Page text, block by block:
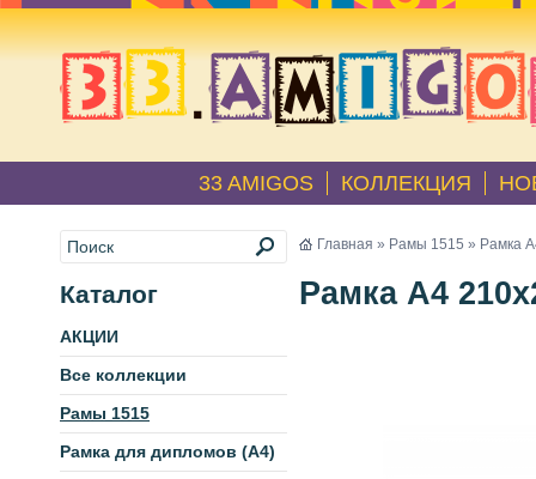
33 AMIGOS КОЛЛЕКЦИЯ
Каталог
АКЦИИ
Все коллекции
Рамы 1515
Рамка для дипломов (А4)
Главная » Рамы 1515 » Рамка
Рамка А4